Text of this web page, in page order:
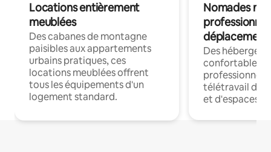
Locations entièrement
meublées
Des cabanes de montagne
paisibles aux appartements
urbains pratiques, ces
locations meublées offrent
tous les équipements d'un
logement standard.
Nomades
déplacement
Des
confortables
professionnels
télétravail
et d'espaces